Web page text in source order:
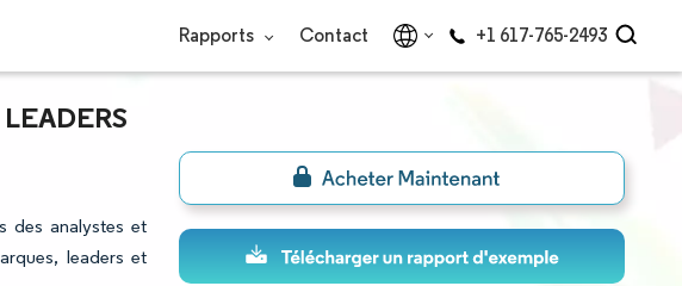
Rapports Contact +1 617-765-2493
des analystes et
leaders et